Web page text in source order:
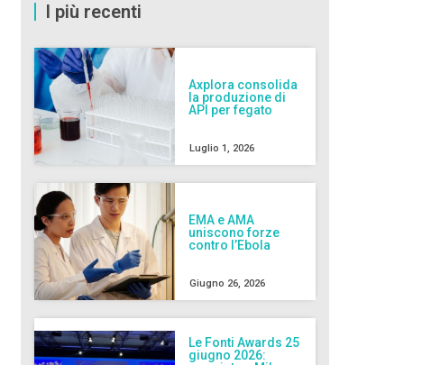
I più recenti
Axplora consolida
la produzione di
API per fegato
Luglio 1, 2026
EMA e AMA
uniscono forze
contro l’Ebola
Giugno 26, 2026
Le Fonti Awards 25
giugno 2026: